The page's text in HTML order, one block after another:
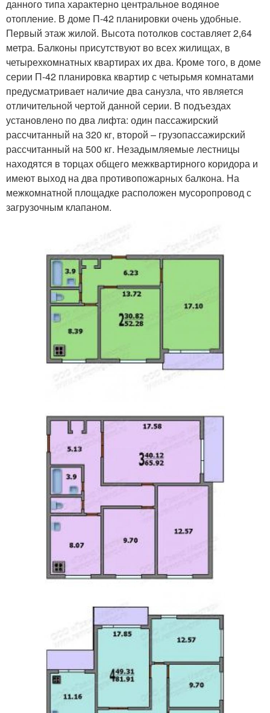
данного типа характерно центральное водяное
отопление. В доме П-42 планировки очень удобные.
Первый этаж жилой. Высота потолков составляет 2,64
метра. Балконы присутствуют во всех жилищах, в
четырехкомнатных квартирах их два. Кроме того, в доме
серии П-42 планировка квартир с четырьмя комнатами
предусматривает наличие два санузла, что является
отличительной чертой данной серии. В подъездах
установлено по два лифта: один пассажирский
рассчитанный на 320 кг, второй – грузопассажирский
рассчитанный на 500 кг. Незадымляемые лестницы
находятся в торцах общего межквартирного коридора и
имеют выход на два противопожарных балкона. На
межкомнатной площадке расположен мусоропровод с
загрузочным клапаном.